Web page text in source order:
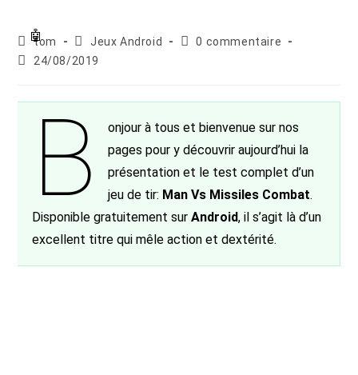
Auteur/autrice
de
tom
Post
category:
Jeux Android
Commentaires
0 commentaire
Publication
24/08/2019
B
onjour à tous et bienvenue sur nos
pages pour y découvrir aujourd’hui la
présentation et le test complet d’un
jeu de tir: Man Vs Missiles Combat.
Disponible gratuitement surAndroid, il s’agit là d’un
excellent titre qui mêle action et dextérité.